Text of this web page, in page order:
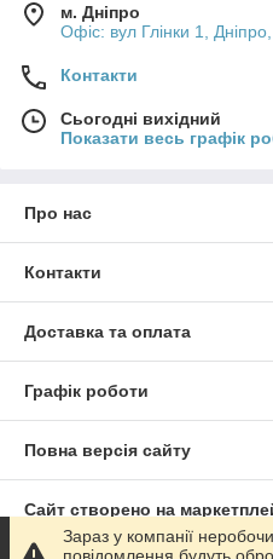
м. Дніпро
Офіс: вул Глінки 1,
Контакти
Сьогодні вихідний
Показати весь графік
Про нас
Контакти
Доставка та оплата
Графік роботи
Повна версія сайту
Сайт створено на
Зараз у компанії